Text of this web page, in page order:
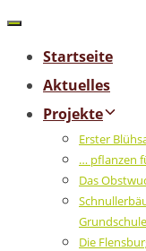
Startseite
Aktuelles
Projekte
Erster
… pflanzen
Das
Grundschule
Die